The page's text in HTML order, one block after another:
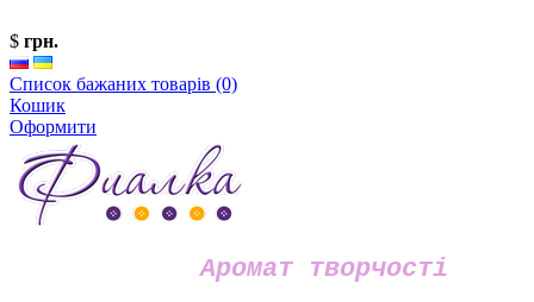
$ грн.
Список бажаних товарів (0)
Кошик
Оформити
Аромат творчості